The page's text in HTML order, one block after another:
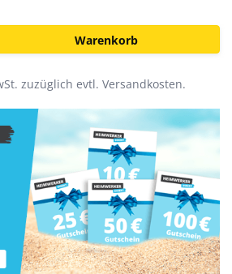
Warenkorb
zuzüglich evtl. Versandkosten.